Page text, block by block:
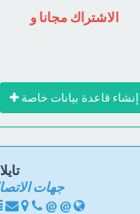
الاشتراك مجانا و
إنشاء قاعدة بيانات خاصة
جهات
@ @